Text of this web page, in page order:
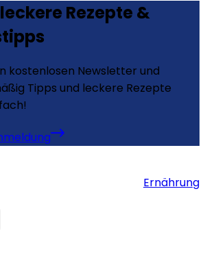
Rezepte &
kostenlosen Newsletter und
Tipps und leckere Rezepte
Ernährung